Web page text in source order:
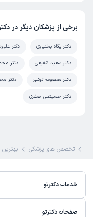
برخی از پزشکان دیگر در
دکتر پگاه بختیاری دکتر
دکتر سعید شفیعی دکتر
دکتر معصومه توکلی دکتر
دکتر حسینعلی صفری
تخصص های پزشکی بهترین
خدمات دکترتو
صفحات دکترتو